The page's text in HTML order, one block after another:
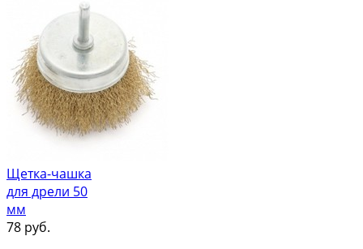
Щетка-чашка
для дрели 50
мм
78 руб.